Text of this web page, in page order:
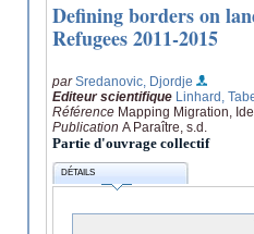
Defining borders on
Refugees 2011-2015
parSredanovic, Djordje
Editeur scientifique Linhard,
Référence Mapping Migration,
Publication A Paraître, s.d.
Partie d'ouvrage collectif
DÉTAILS